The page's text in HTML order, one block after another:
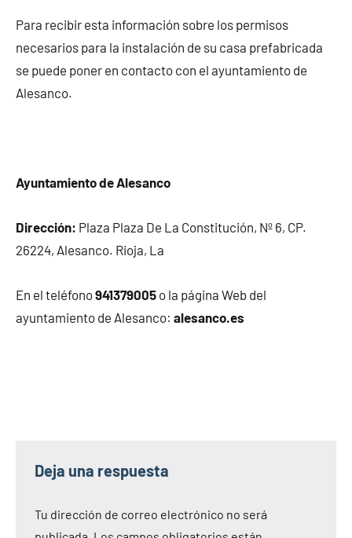
Para recibir esta información sobre los permisos
necesarios para la instalación de su casa prefabricada
se puede poner en contacto con el ayuntamiento de
Alesanco.
Ayuntamiento de Alesanco
Dirección: Plaza Plaza De La Constitución, Nº 6, CP.
26224, Alesanco. Rioja, La
En el teléfono941379005 o la página Web del
ayuntamiento de Alesanco: alesanco.es
Deja una respuesta
Tu dirección de correo electrónico no será